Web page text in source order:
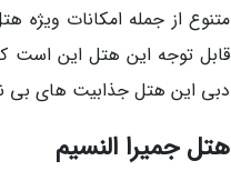
متنوع از جمله امکانات ویژه
قابل توجه این هتل این است
دبی این هتل جذابیت های بی
هتل جمیرا النسیم